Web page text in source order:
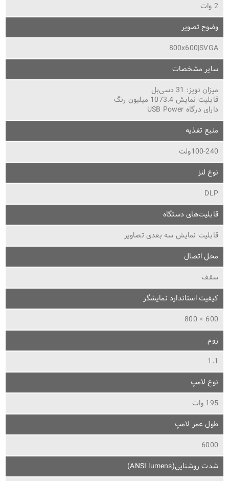
2 وات
وضوح تصویر
800x600|SVGA
سایر مشخصات
میزان نویز: 31 دسی‌بل
قابلیت نمایش 1073.4 میلیون رنگ
دارای درگاه USB Power
منبع تغذیه
100-240ولت
نوع لنز
DLP
قابلیت‌های دستگاه
قابلیت نمایش سه بعدی تصاویر
محل اتصال
سقف
کیفیت استاندارد نمایشگر
600 × 800
زوم
1.1
نوع لامپ
195 وات
طول عمر لامپ
6000
شدت روشنایی(ANSI lumens)